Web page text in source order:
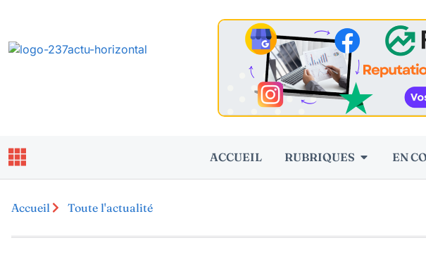
ACCUEIL RUBRIQUES EN
Accueil Toute l'actualité